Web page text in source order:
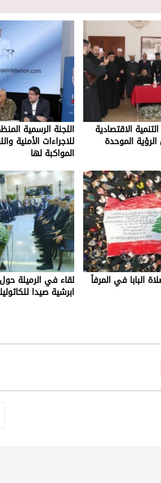
الاقتصادية
الموحدة
البابا في المرفأ
اللجنة الرسمية
للاجراءات الأمنية
المواكبة لها
لقاء في الرميلة
ابرشية صيدا